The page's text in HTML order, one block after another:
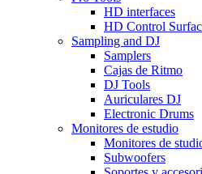
HD interfaces
HD Control
Sampling and DJ
Samplers
Cajas de Ritmo
DJ Tools
Auriculares DJ
Electronic Drums
Monitores de estudio
Monitores de
Subwoofers